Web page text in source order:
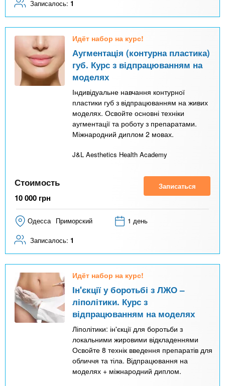
Записалось: 1
Идёт набор на курс!
Аугментація (контурна пластика)
губ. Курс з відпрацюванням на
моделях
Індивідуальне навчання контурної
пластики губ з відпрацюванням на живих
моделях. Освойте основні техніки
аугментації та роботу з препаратами.
Міжнародний диплом 2 мовах.
J&L Aesthetics Health Academy
Стоимость
10 000 грн
Записаться
Одесса Приморский 1 день
Записалось: 1
Идёт набор на курс!
Ін'єкції у боротьбі з ЛЖО –
ліполітики. Курс з
відпрацюванням на моделях
Ліполітики: ін'єкції для боротьби з
локальними жировими відкладеннями
Освойте 8 технік введення препаратів для
обличчя та тіла. Відпрацювання на
моделях + міжнародний диплом.